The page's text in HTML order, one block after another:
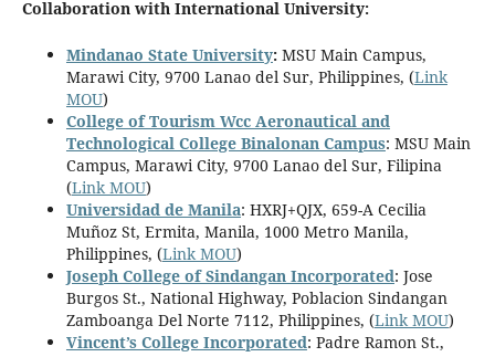
Collaboration with International University:
Mindanao State University:MSU Main Campus,
Marawi City, 9700 Lanao del Sur, Philippines, (Link
MOU)
College of Tourism Wcc Aeronautical and
Technological College Binalonan Campus: MSU Main
Campus, Marawi City, 9700 Lanao del Sur, Filipina
(Link MOU)
Universidad de Manila: HXRJ+QJX, 659-A Cecilia
Muñoz St, Ermita, Manila, 1000 Metro Manila,
Philippines, (Link MOU)
Joseph College of Sindangan Incorporated: Jose
Burgos St., National Highway, Poblacion Sindangan
Zamboanga Del Norte 7112, Philippines, (Link MOU)
Vincent’s College Incorporated: Padre Ramon St.,